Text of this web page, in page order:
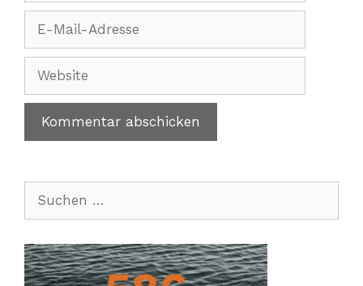
Adresse
Website
Suchen